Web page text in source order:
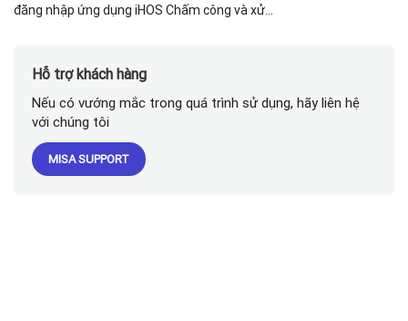
đăng nhập ứng dụng iHOS Chấm công và xử...
Hỗ trợ khách hàng
Nếu có vướng mắc trong quá trình sử dụng, hãy liên hệ
với chúng tôi
MISA SUPPORT